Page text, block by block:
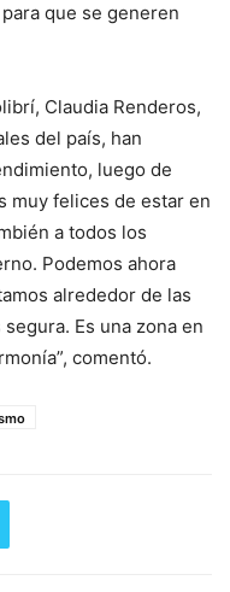
que se generen
Claudia Renderos,
del país, han
luego de
muy felices de estar en
a todos los
Podemos ahora
alrededor de las
Es una zona en
comentó.